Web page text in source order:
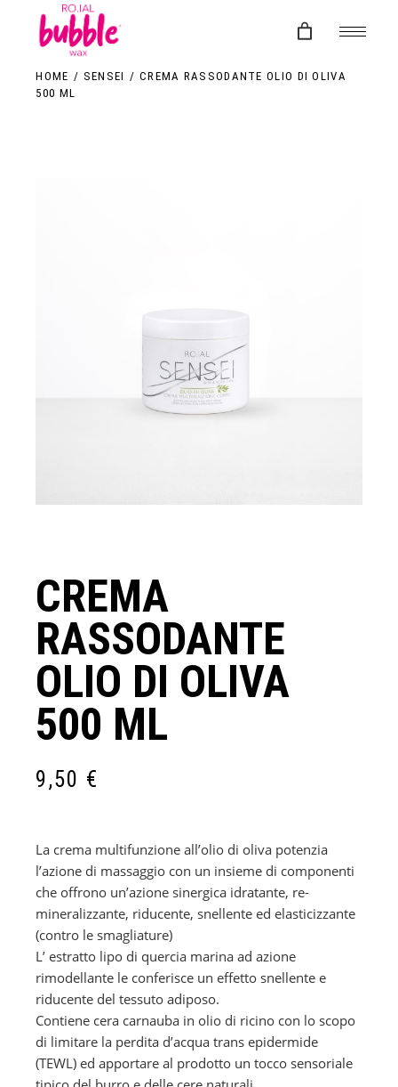
content
HOME SENSEI
CREMA RASSODANTE OLIO DI OLIVA
500 ML
CREMA
RASSODANTE
OLIO DI OLIVA
500 ML
9,50 €
La crema multifunzione all’olio di oliva potenzia
l’azione di massaggio con un insieme di componenti
che offrono un’azione sinergica idratante, re-
mineralizzante, riducente, snellente ed elasticizzante
(contro le smagliature)
L’ estratto lipo di quercia marina ad azione
rimodellante le conferisce un effetto snellente e
riducente del tessuto adiposo.
Contiene cera carnauba in olio di ricino con lo scopo
di limitare la perdita d’acqua trans epidermide
(TEWL) ed apportare al prodotto un tocco sensoriale